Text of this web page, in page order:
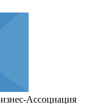
Ассоциация